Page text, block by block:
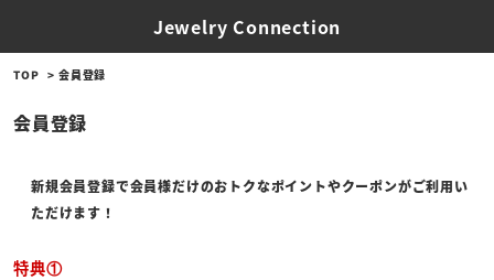
Jewelry Connection
TOP 会員登録
会員登録
新規会員登録で会員様だけのおトクなポイントやクーポンがご利用い
ただけます！
特典①